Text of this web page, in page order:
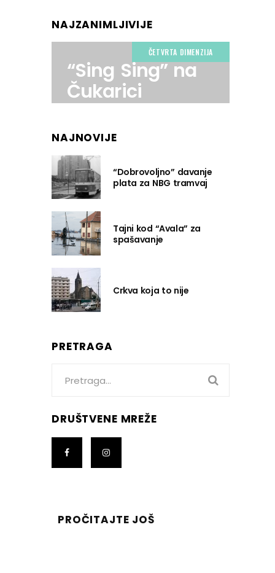
NAJZANIMLJIVIJE
ČETVRTA DIMENZIJA
“Sing Sing” na
Čukarici
NAJNOVIJE
“Dobrovoljno” davanje
plata za NBG tramvaj
Tajni kod “Avala” za
spašavanje
Crkva koja to nije
PRETRAGA
DRUŠTVENE MREŽE
PROČITAJTE JOŠ